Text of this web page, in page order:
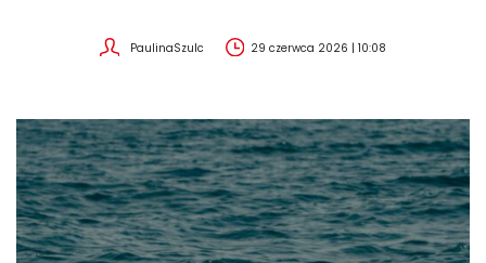
PaulinaSzulc 29 czerwca 2026 | 10:08